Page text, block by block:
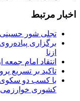
اخبار مرتبط
تجلی شور حسینی
برگزاری
ازنا
انتقاد امام جمعه
تاکید بر تسریع
با کسب دو سکوی
کشوری خوارزمی